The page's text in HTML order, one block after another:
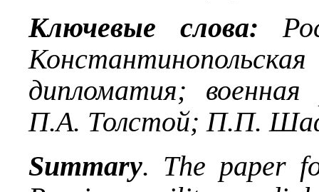
Ключевые слова:
дипломатия;
П.А. Толстой; П.П.
Summary. The paper